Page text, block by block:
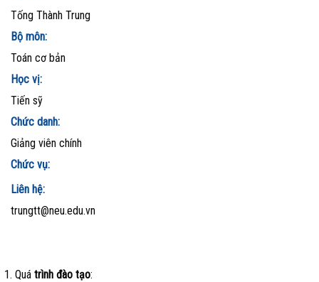
Tống Thành Trung
Bộ môn:
Toán cơ bản
Học vị:
Tiến sỹ
Chức danh:
Giảng viên chính
Chức vụ:
Liên hệ:
trungtt@neu.edu.vn
Quátrình đào tạo: